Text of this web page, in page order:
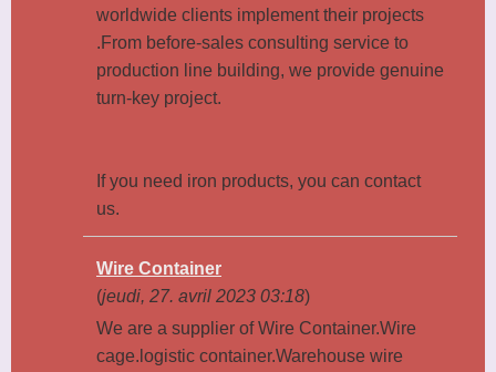
worldwide clients implement their projects
.From before-sales consulting service to
production line building, we provide genuine
turn-key project.
If you need iron products, you can contact
us.
Wire Container
(jeudi, 27. avril 2023 03:18)
We are a supplier of Wire Container.Wire
cage.logistic container.Warehouse wire